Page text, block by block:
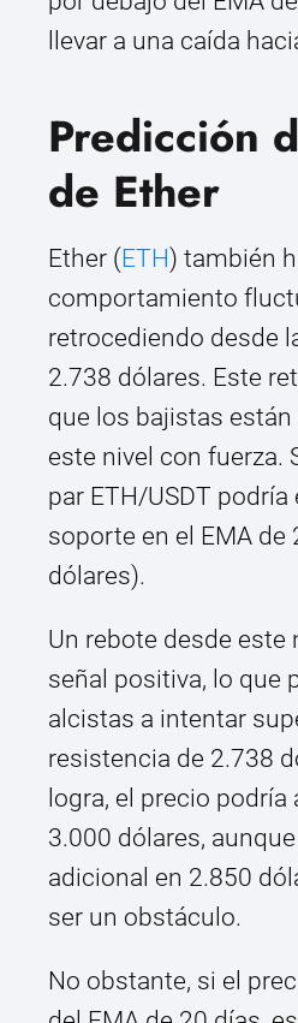
llevar a una caída
Predicción
de Ether
Ether (ETH) también
comportamiento
retrocediendo desde
2.738 dólares. Este
que los bajistas
este nivel con fuerza.
par ETH/USDT
soporte en el EMA de
dólares).
Un rebote desde este
señal positiva, lo que
alcistas a intentar
resistencia de 2.738
logra, el precio podría
3.000 dólares,
adicional en 2.850
ser un obstáculo.
No obstante, si el